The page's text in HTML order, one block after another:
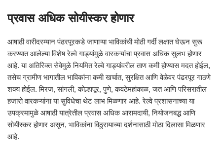
प्रवास अधिक सोयीस्कर होणार
आषाढी वारीदरम्यान पंढरपूरकडे जाणाऱ्या भाविकांची मोठी गर्दी लक्षात घेऊन सुरू
करण्यात आलेल्या विशेष रेल्वे गाड्यांमुळे वारकऱ्यांचा प्रवास अधिक सुलभ होणार
आहे. या अतिरिक्त सेवेमुळे नियमित रेल्वे गाड्यांवरील ताण कमी होण्यास मदत होईल,
तसेच ग्रामीण भागातील भाविकांना कमी खर्चात, सुरक्षित आणि वेळेवर पंढरपूर गाठणे
शक्य होईल. मिरज, सांगली, कोल्हापूर, पुणे, कवठेमहांकाळ, जत आणि परिसरातील
हजारो वारकऱ्यांना या सुविधेचा थेट लाभ मिळणार आहे. रेल्वे प्रशासनाच्या या
उपक्रमामुळे आषाढी यात्रेतील प्रवास अधिक आरामदायी, नियोजनबद्ध आणि
सोयीस्कर होणार असून, भाविकांना विठुरायाच्या दर्शनासाठी मोठा दिलासा मिळणार
आहे.